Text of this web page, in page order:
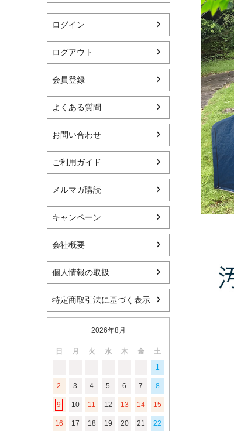
ログイン
ログアウト
会員登録
よくある質問
お問い合わせ
ご利用ガイド
メルマガ購読
キャンペーン
会社概要
個人情報の取扱
特定商取引法に基づく表示
2026年8月
日 月 火 水 木 金
土
1
2 3 4 5 6 7 8
9 10 11 12 13 14 15
16 17 18 19 20 21 22